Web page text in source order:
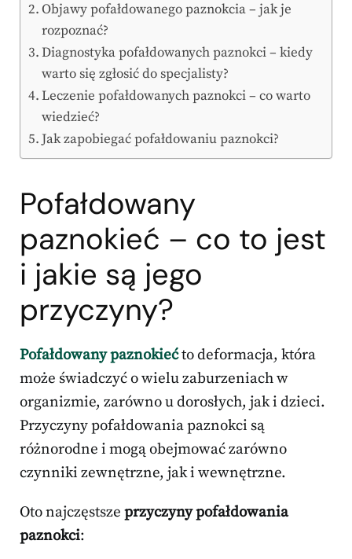
Objawy pofałdowanego paznokcia – jak je
rozpoznać?
Diagnostyka pofałdowanych paznokci – kiedy
warto się zgłosić do specjalisty?
Leczenie pofałdowanych paznokci – co warto
wiedzieć?
Jak zapobiegać pofałdowaniu paznokci?
Pofałdowany
paznokieć – co to jest
i jakie są jego
przyczyny?
Pofałdowany paznokiećto deformacja, która
może świadczyć o wielu zaburzeniach w
organizmie, zarówno u dorosłych, jak i dzieci.
Przyczyny pofałdowania paznokci są
różnorodne i mogą obejmować zarówno
czynniki zewnętrzne, jak i wewnętrzne.
Oto najczęstsze przyczyny pofałdowania
paznokci: